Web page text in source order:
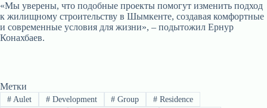
«Мы уверены, что подобные проекты помогут изменить подход
к жилищному строительству в Шымкенте, создавая комфортные
и современные условия для жизни», – подытожил Ернур
Конахбаев.
Метки
#Aulet #Development # Group # Residence